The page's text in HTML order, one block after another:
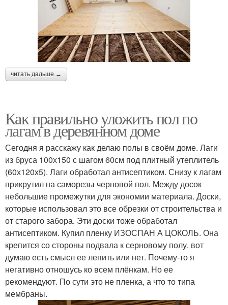
читать дальше →
Как правильно уложить пол по
лагам в деревянном доме
Сегодня я расскажу как делаю полы в своём доме. Лаги
из бруса 100х150 с шагом 60см под плитный утеплитель
(60х120х5). Лаги обработал антисептиком. Снизу к лагам
прикрутил на саморезы черновой пол. Между досок
небольшие промежутки для экономии материала. Доски,
которые использовал это все обрезки от строительства и
от старого забора. Эти доски тоже обработал
антисептиком. Купил пленку ИЗОСПАН А ЦОКОЛЬ. Она
крепится со стороны подвала к серновому полу. вот
думаю есть смысл ее лепить или нет. Почему-то я
негативно отношусь ко всем плёнкам. Но ее
рекомендуют. По сути это не пленка, а что то типа
мембраны.